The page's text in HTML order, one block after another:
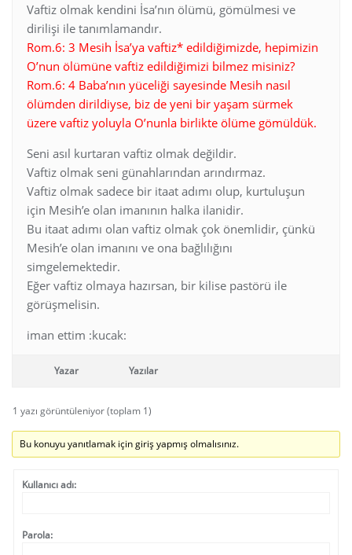
Vaftiz olmak kendini İsa’nın ölümü, gömülmesi ve
dirilişi ile tanımlamandır.
Rom.6: 3 Mesih İsa’ya vaftiz* edildiğimizde, hepimizin
O’nun ölümüne vaftiz edildiğimizi bilmez misiniz?
Rom.6: 4 Baba’nın yüceliği sayesinde Mesih nasıl
ölümden dirildiyse, biz de yeni bir yaşam sürmek
üzere vaftiz yoluyla O’nunla birlikte ölüme gömüldük.
Seni asıl kurtaran vaftiz olmak değildir.
Vaftiz olmak seni günahlarından arındırmaz.
Vaftiz olmak sadece bir itaat adımı olup, kurtuluşun
için Mesih’e olan imanının halka ilanidir.
Bu itaat adımı olan vaftiz olmak çok önemlidir, çünkü
Mesih’e olan imanını ve ona bağlılığını
simgelemektedir.
Eğer vaftiz olmaya hazırsan, bir kilise pastörü ile
görüşmelisin.
iman ettim :kucak:
Yazar Yazılar
1 yazı görüntüleniyor (toplam 1)
Bu konuyu yanıtlamak için giriş yapmış olmalısınız.
Kullanıcı adı:
Parola: